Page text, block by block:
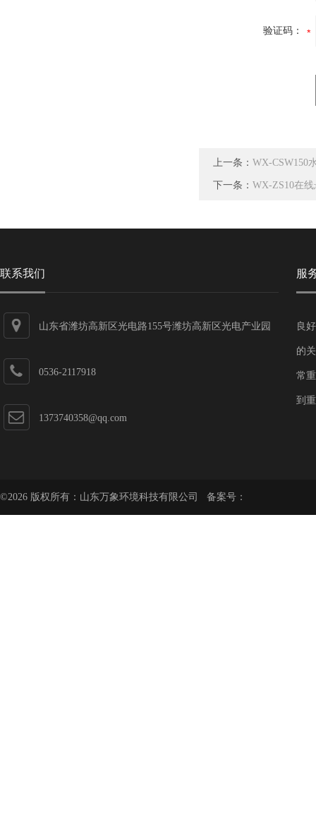
验证码：
上一条： WX-CSW150
下一条： WX-ZS10在
联系我们
山东省潍坊高新区光电路155号潍坊高新区光电产业园
0536-2117918
1373740358@qq.com
服
良
的
常
到
©2026 版权所有：山东万象环境科技有限公司 备案号：